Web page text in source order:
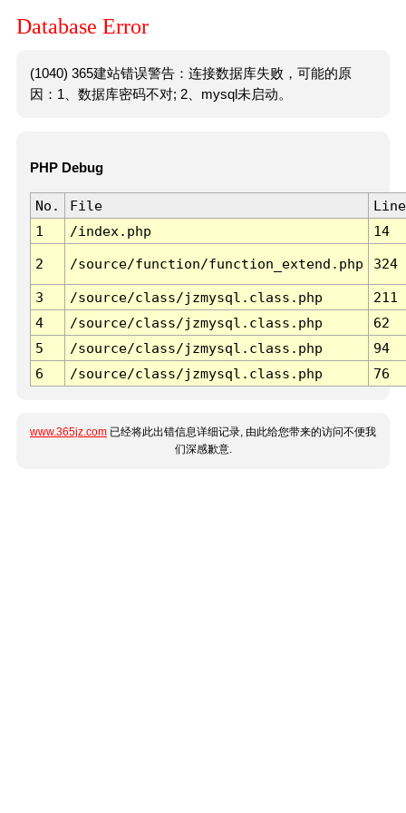
Database Error
(1040) 365建站错误警告：连接数据库失败，可能的原
因：1、数据库密码不对; 2、mysql未启动。
PHP Debug
No. File
Line
1
/index.php 14
2 /source/function/function_extend.php 324
3 /source/class/jzmysql.class.php
211
4
/source/class/jzmysql.class.php
62
5
/source/class/jzmysql.class.php
94
6
/source/class/jzmysql.class.php 76
www.365jz.com 已经将此出错信息详细记录, 由此给您带来的访问不便我
们深感歉意.